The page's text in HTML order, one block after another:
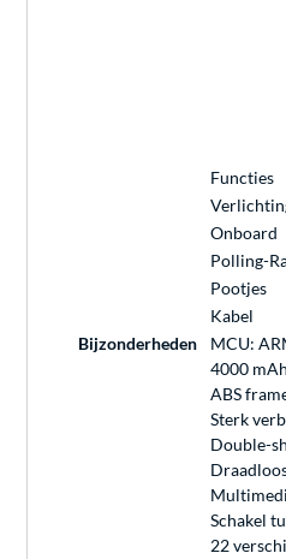
Functies
Onboard
Polling-
Pootjes
Kabel
Bijzonderheden
MCU:
4000
ABS
Sterk
Double-
Schakel
22